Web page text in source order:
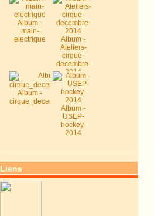
Album -
main-
electrique
Album -
Ateliers-
cirque-
decembre-
2014
Album -
cirque_decembre2014
Album -
USEP-
hockey-
2014
Liens